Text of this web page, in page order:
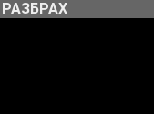
РАЗБРАХ